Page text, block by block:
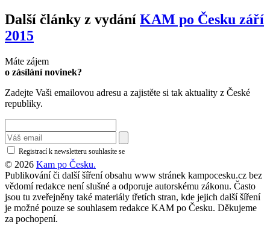
Další články z vydání KAM po Česku září
2015
Máte zájem
o zásílání novinek?
Zadejte Vaši emailovou adresu a zajistěte si tak aktuality z České
republiky.
Registrací k newsletteru souhlasíte se
© 2026 Kam po Česku.
Publikování či další šíření obsahu www stránek kampocesku.cz bez
vědomí redakce není slušné a odporuje autorskému zákonu. Často
jsou tu zveřejněny také materiály třetích stran, kde jejich další šíření
je možné pouze se souhlasem redakce KAM po Česku. Děkujeme
za pochopení.